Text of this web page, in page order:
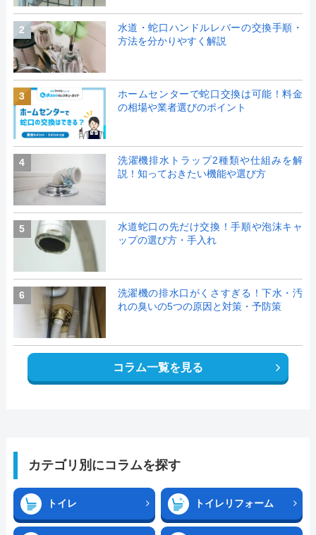
2
水道・蛇口ハンドルレバーの交換手順・
方法を分かりやすく解説
3
ホームセンターで蛇口交換は可能！料金
の相場や業者選びのポイント
4
洗濯機排水トラップ2種類や仕組みを解
説！知っておきたい機能や選び方
5
水道蛇口の先だけ交換！手順や泡沫キャ
ップの選び方・手入れ
6
洗濯機の排水口がくさすぎる！下水・汚
れの臭いの5つの原因と対策・予防策
コラム一覧を見る
カテゴリ別にコラムを探す
トイレ トイレリフォーム